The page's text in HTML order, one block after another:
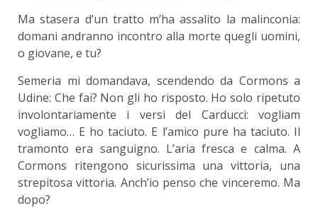
Ma stasera d’un tratto m’ha assalito la malinconia:
domani andranno incontro alla morte quegli uomini,
o giovane, e tu?
Semeria mi domandava, scendendo da Cormons a
Udine: Che fai? Non gli ho risposto. Ho solo ripetuto
involontariamente i versi del Carducci: vogliam
vogliamo… E ho taciuto. E l’amico pure ha taciuto. Il
tramonto era sanguigno. L’aria fresca e calma. A
Cormons ritengono sicurissima una vittoria, una
strepitosa vittoria. Anch’io penso che vinceremo. Ma
dopo?